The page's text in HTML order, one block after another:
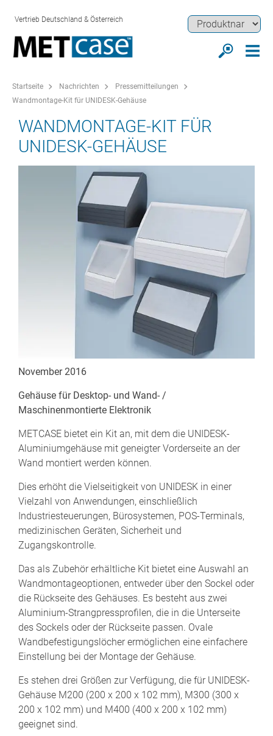
Vertrieb Deutschland & Österreich
Startseite Nachrichten
Pressemitteilungen
Wandmontage-Kit für UNIDESK-Gehäuse
WANDMONTAGE-KIT FÜR
UNIDESK-GEHÄUSE
November 2016
Gehäuse für Desktop- und Wand- /
Maschinenmontierte Elektronik
METCASE bietet ein Kit an, mit dem die UNIDESK-
Aluminiumgehäuse mit geneigter Vorderseite an der
Wand montiert werden können.
Dies erhöht die Vielseitigkeit von UNIDESK in einer
Vielzahl von Anwendungen, einschließlich
Industriesteuerungen, Bürosystemen, POS-Terminals,
medizinischen Geräten, Sicherheit und
Zugangskontrolle.
Das als Zubehör erhältliche Kit bietet eine Auswahl an
Wandmontageoptionen, entweder über den Sockel oder
die Rückseite des Gehäuses. Es besteht aus zwei
Aluminium-Strangpressprofilen, die in die Unterseite
des Sockels oder der Rückseite passen. Ovale
Wandbefestigungslöcher ermöglichen eine einfachere
Einstellung bei der Montage der Gehäuse.
Es stehen drei Größen zur Verfügung, die für UNIDESK-
Gehäuse M200 (200 x 200 x 102 mm), M300 (300 x
200 x 102 mm) und M400 (400 x 200 x 102 mm)
geeignet sind.